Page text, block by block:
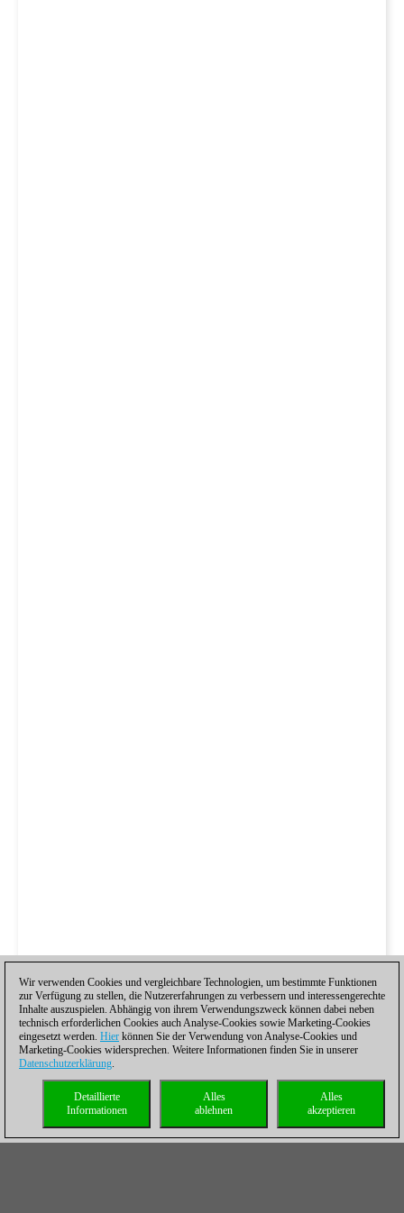
Wir verwenden Cookies und vergleichbare Technologien, um bestimmte Funktionen
zur Verfügung zu stellen, die Nutzererfahrungen zu verbessern und interessengerechte
Inhalte auszuspielen. Abhängig von ihrem Verwendungszweck können dabei neben
technisch erforderlichen Cookies auch Analyse-Cookies sowie Marketing-Cookies
eingesetzt werden. Hier können Sie der Verwendung von Analyse-Cookies und
Marketing-Cookies widersprechen. Weitere Informationen finden Sie in unserer
Datenschutzerklärung.
Alles
akzeptieren
Alles
ablehnen
Detaillierte
Informationen